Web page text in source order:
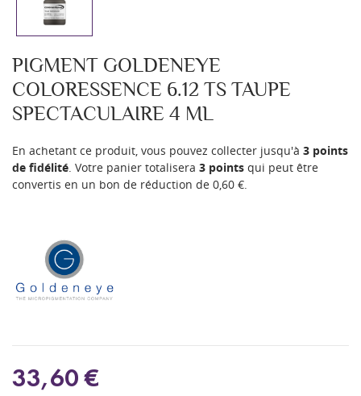
PIGMENT GOLDENEYE
COLORESSENCE 6.12 TS TAUPE
SPECTACULAIRE 4 ML
En achetant ce produit, vous pouvez collecter jusqu'à 3 points
de fidélité . Votre panier totalisera 3 points qui peut être
convertis en un bon de réduction de 0,60 €
33,60 €